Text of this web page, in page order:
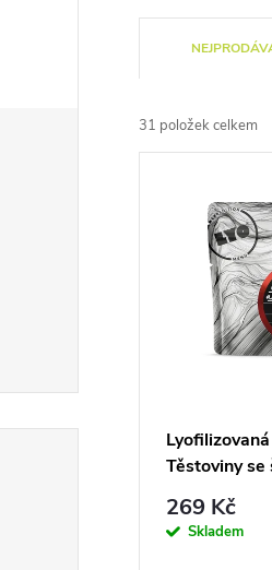
a
z
31 položek celkem
Těstoviny
gorgonzolou
269 Kč
Skladem